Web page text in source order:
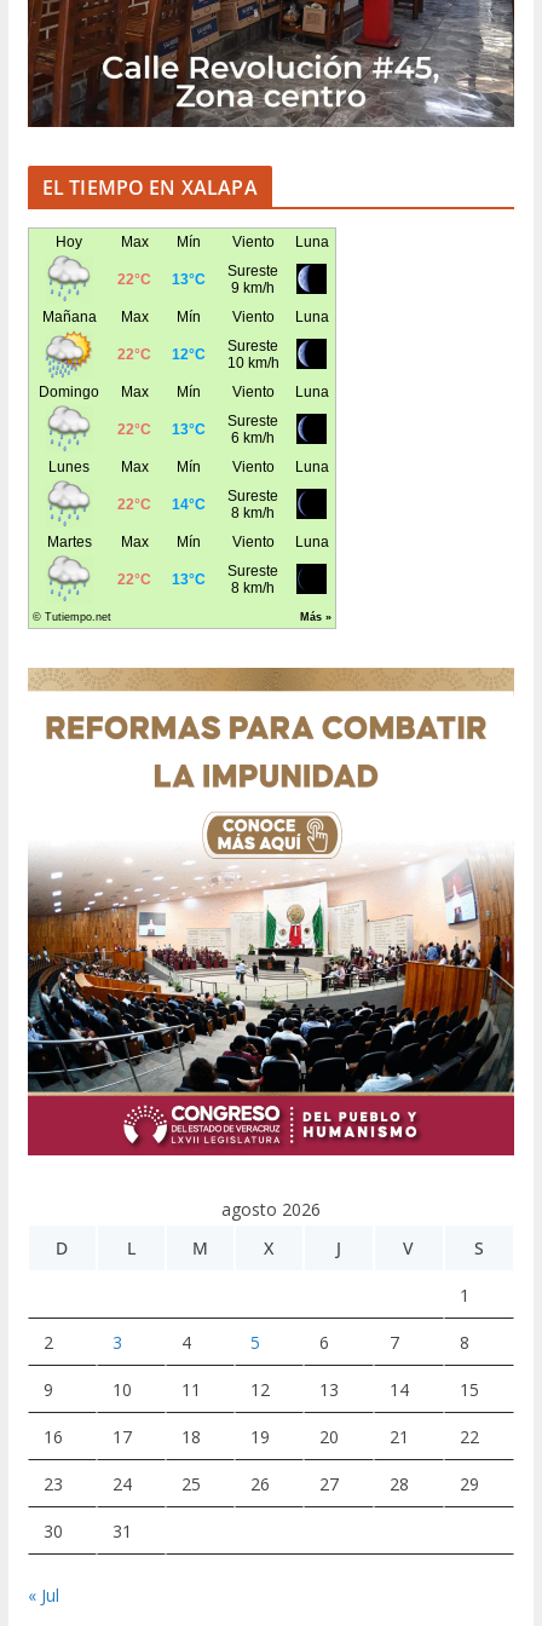
EL TIEMPO EN XALAPA
agosto 2026
D
L M X J V S
1
2 3 4 5 6 7 8
9 10 11 12 13 14 15
16 17 18 19 20 21 22
23 24 25 26 27 28 29
30 31
« Jul